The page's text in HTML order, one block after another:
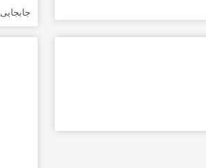
جابجایی 3 میلیون تن کالا از استان در 5 ماه